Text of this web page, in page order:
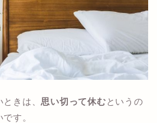
きは、 思い切って休むというの
す。